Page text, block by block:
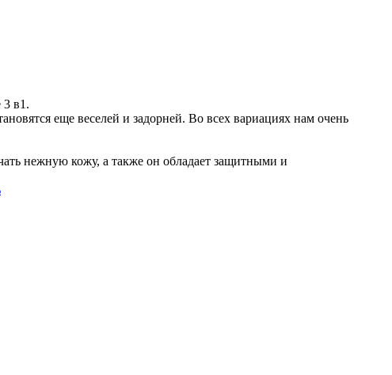
3 в1.
еще веселей и задорней. Во всех вариациях нам очень
нежную кожу, а также он обладает защитными и